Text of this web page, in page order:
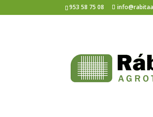
953 58 75 08